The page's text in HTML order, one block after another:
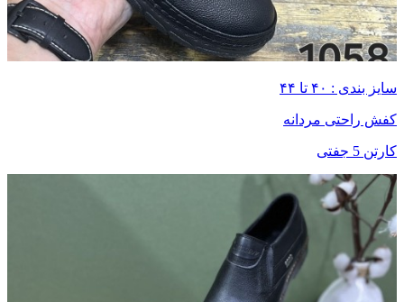
سایز بندی : ۴۰ تا ۴۴
کفش راحتی مردانه
کارتن 5 جفتی